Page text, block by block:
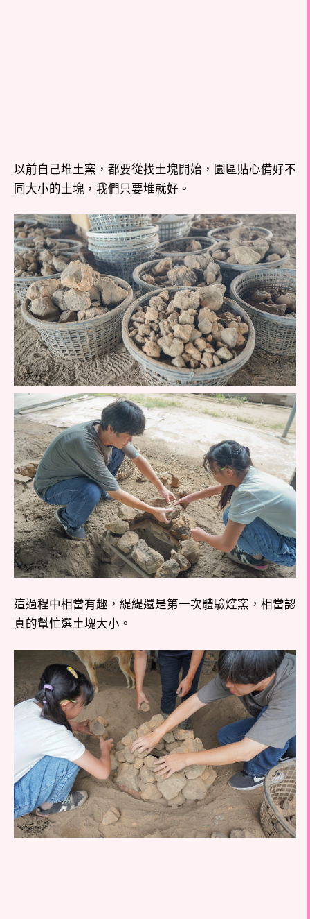
以前自己堆土窯，都要從找土塊開始，園區貼心備好不
同大小的土塊，我們只要堆就好。
這過程中相當有趣，緹緹還是第一次體驗焢窯，相當認
真的幫忙選土塊大小。